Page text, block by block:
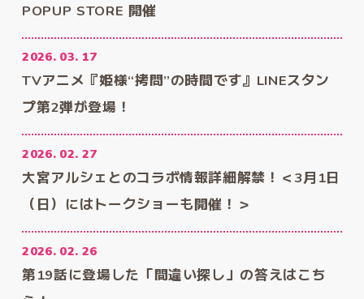
Goods
関連グッズ情報 原作コミックス
Official X
公式X(Twitter)
POPUP STORE 開催
2026. 03. 17
TVアニメ『姫様“拷問”の時間です』LINEスタン
プ第2弾が登場！
2026. 02. 27
大宮アルシェとのコラボ情報詳細解禁！＜3月1日
（日）にはトークショーも開催！＞
2026. 02. 26
第19話に登場した「間違い探し」の答えはこち